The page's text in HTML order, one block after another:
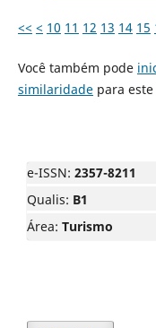
<< < 10 11 12 13 14 15
Você também pode
similaridadepara este
e-ISSN: 2357-8211
Qualis: B1
Área: Turismo